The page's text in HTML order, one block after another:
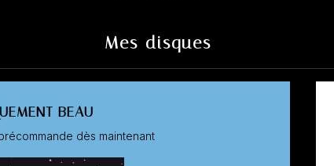
Mes disques
BEAU
dès maintenant